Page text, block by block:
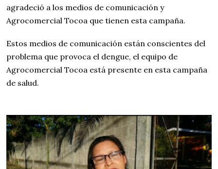
agradeció a los medios de comunicación y
Agrocomercial Tocoa que tienen esta campaña.
Estos medios de comunicación están conscientes del
problema que provoca el dengue, el equipo de
Agrocomercial Tocoa está presente en esta campaña
de salud.